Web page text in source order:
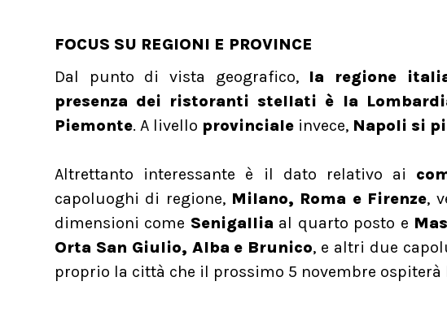
FOCUS SU REGIONI E PROVINCE
Dal punto di vista geografico, la regione
presenza dei ristoranti stellati è la
Piemonte. A livello provinciale invece, Napoli si
Altrettanto interessante è il dato relativo ai
capoluoghi di regione, Milano, Roma e Firenze,
dimensioni come Senigallia al quarto posto e
Orta San Giulio, Alba e Brunico, e altri due
proprio la città che il prossimo 5 novembre